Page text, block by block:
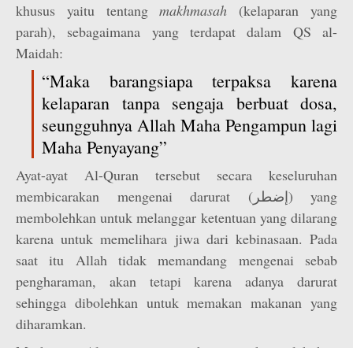
khusus yaitu tentangmakhmasah (kelaparan yang
parah), sebagaimana yang terdapat dalam QS al-
Maidah:
“Maka barangsiapa terpaksa karena
kelaparan tanpa sengaja berbuat dosa,
seungguhnya Allah Maha Pengampun lagi
Maha Penyayang”
Ayat-ayat Al-Quran tersebut secara keseluruhan
membicarakan mengenai darurat (إضطر) yang
membolehkan untuk melanggar ketentuan yang dilarang
karena untuk memelihara jiwa dari kebinasaan. Pada
saat itu Allah tidak memandang mengenai sebab
pengharaman, akan tetapi karena adanya darurat
sehingga dibolehkan untuk memakan makanan yang
diharamkan.